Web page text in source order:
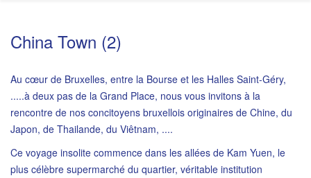
China Town (2)
Au cœur de Bruxelles, entre la Bourse et les Halles Saint-Géry,
.....à deux pas de la Grand Place, nous vous invitons à la
rencontre de nos concitoyens bruxellois originaires de Chine, du
Japon, de Thailande, du Viêtnam, ....
Ce voyage insolite commence dans les allées de Kam Yuen, le
plus célèbre supermarché du quartier, véritable institution